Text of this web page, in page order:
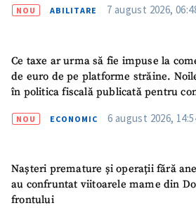
NOU ABILITARE 7 august 2026,
Ce taxe ar urma să fie impuse la
de euro de pe platforme străine.
în politica fiscală publicată pentru
NOU ECONOMIC 6 august 2026,
Nașteri premature și operații fără
au confruntat viitoarele mame din
frontului